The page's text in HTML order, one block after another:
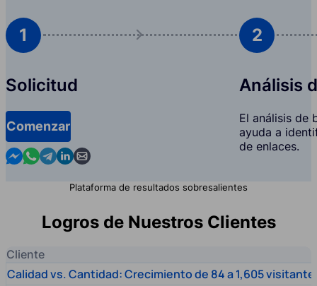
1
Solicitud
Comenzar
Contact us in Messenger
Contact us in WhatsApp
Contact us in Telegram
Contact us in Linkedin
Contact us by email
2
Análisis
El análisis de
ayuda a
de enlaces.
Plataforma de resultados sobresalientes
Logros de Nuestros Clientes
Cliente
Calidad vs. Cantidad: Crecimiento de 84 a 1,605